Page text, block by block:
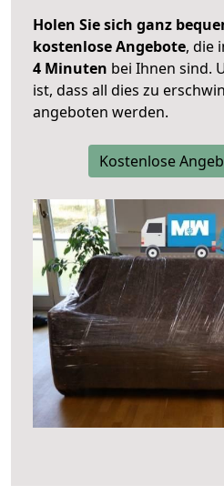
Holen Sie sich ganz
kostenlose Angebote, die
4 Minuten bei Ihnen sind.
ist, dass all dies zu
angeboten werden.
Kostenlose